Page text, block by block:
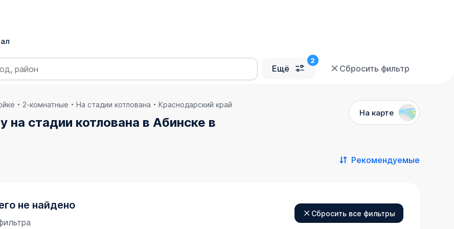
Ещё Сбросить фильтр
2-комнатные На стадии котлована Краснодарский край
на стадии котлована в Абинске в
На карте
Рекомендуемые
не найдено
Сбросить все фильтры